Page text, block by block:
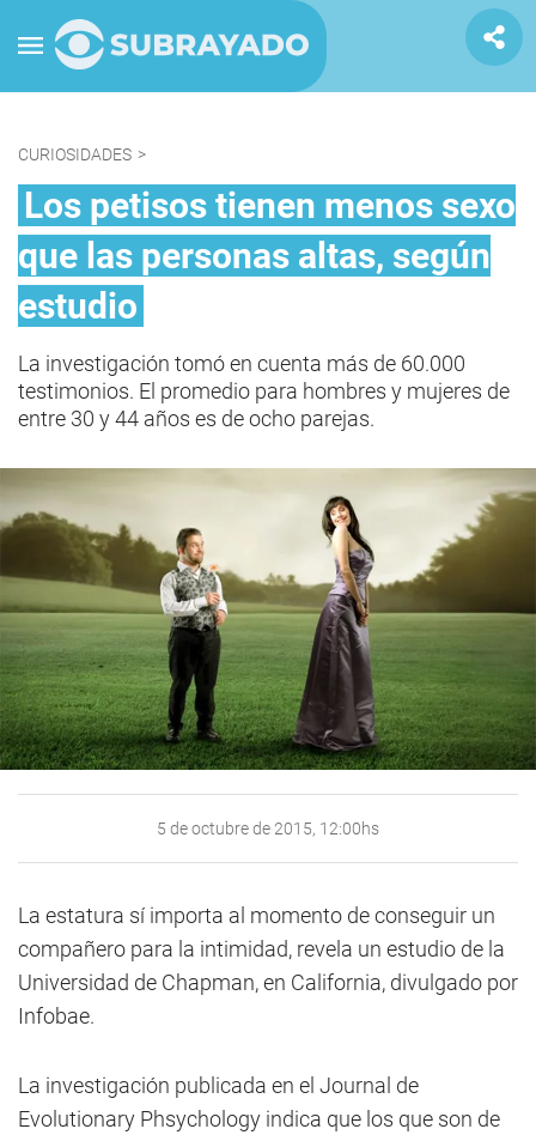
CURIOSIDADES >
Los petisos tienen menos sexo
que las personas altas, según
estudio
La investigación tomó en cuenta más de 60.000
testimonios. El promedio para hombres y mujeres de
entre 30 y 44 años es de ocho parejas.
5 de octubre de 2015, 12:00hs
La estatura sí importa al momento de conseguir un
compañero para la intimidad, revela un estudio de la
Universidad de Chapman, en California, divulgado por
Infobae.
La investigación publicada en el Journal de
Evolutionary Phsychology indica que los que son de